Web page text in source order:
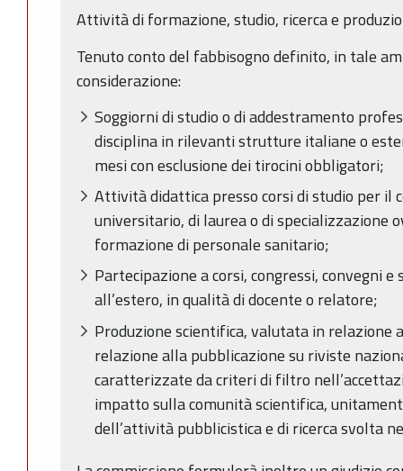
Attività di formazione, studio, ricerca e
Tenuto conto del fabbisogno definito, in tale
considerazione:
Soggiorni di studio o di addestramento
disciplina in rilevanti strutture italiane o
mesi con esclusione dei tirocini obbligatori;
Attività didattica presso corsi di studio per il
universitario, di laurea o di specializzazione
formazione di personale sanitario;
Partecipazione a corsi, congressi, convegni
all’estero, in qualità di docente o relatore;
Produzione scientifica, valutata in relazione
relazione alla pubblicazione su riviste
caratterizzate da criteri di filtro
impatto sulla comunità scientifica,
dell’attività pubblicistica e di ricerca svolta